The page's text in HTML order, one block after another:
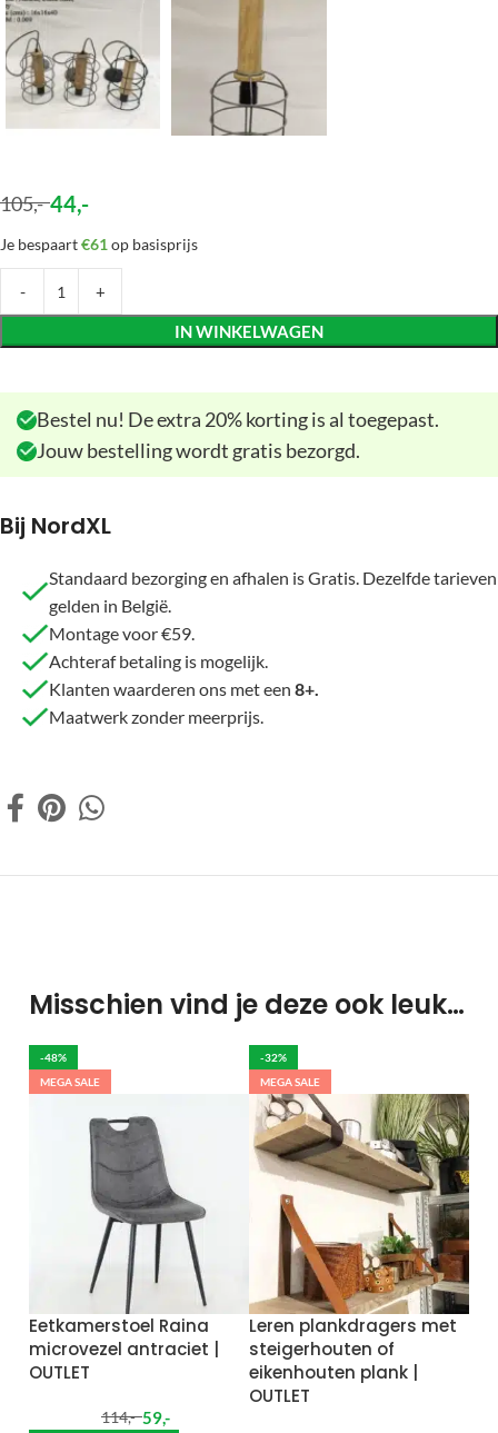
105,- 44,-
Je bespaart€61 op basisprijs
IN WINKELWAGEN
Bestel nu! De extra 20% korting is al toegepast.
Jouw bestelling wordt gratis bezorgd.
Bij NordXL
Standaard bezorging en afhalen is Gratis. Dezelfde tarieven
gelden in België.
Montage voor €59.
Achteraf betaling is mogelijk.
Klanten waarderen ons met een 8+.
Maatwerk zonder meerprijs.
Misschien vind je deze ook leuk…
-48%
MEGA SALE
Eetkamerstoel Raina
microvezel antraciet |
OUTLET
114,- 59,-
-32%
MEGA SALE
Leren plankdragers met
steigerhouten of
eikenhouten plank |
OUTLET